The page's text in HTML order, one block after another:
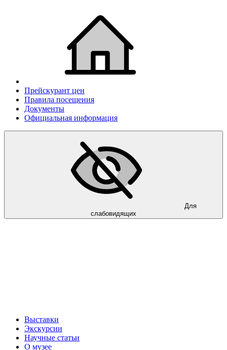
Прейскурант цен
Правила посещения
Документы
Официальная информация
Для
слабовидящих
Выставки
Экскурсии
Научные статьи
О музее